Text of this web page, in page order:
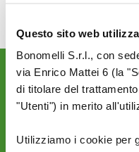
Questo sito web
Bonomelli S.r.l., con
via Enrico Mattei 6 (la
di titolare del
"Utenti") in merito
Utilizziamo i cookie per
novità